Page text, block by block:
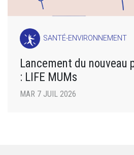
SANTÉ-ENVIRONNEMENT
Lancement du nouveau
: LIFE MUMs
MAR 7 JUIL 2026